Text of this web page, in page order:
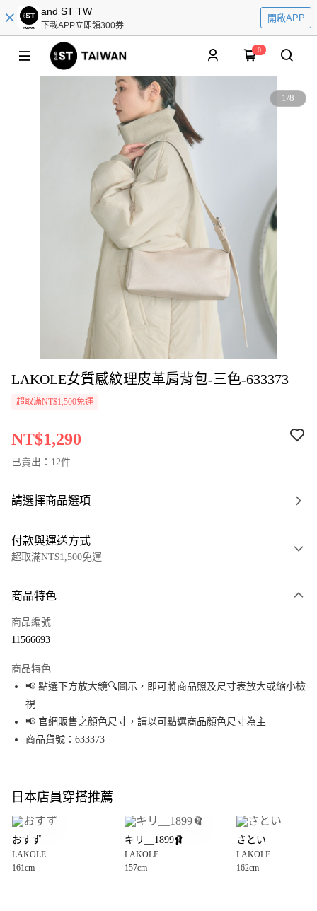
and ST TW
下載APP立即領300券
開啟APP
0
1/8
LAKOLE女質感紋理皮革肩背包-三色-633373
超取滿NT$1,500免運
NT$1,290
已賣出：12件
請選擇商品選項
付款與運送方式
超取滿NT$1,500免運
信用卡一次付款
Apple Pay
街口支付
悠遊付
全盈+PAY
大哥付你分期
【大哥付你分期使用說明】
1.本服務由台灣大哥大提供，台灣大哥大用戶可立即使用無須另外申請。
2.付款方式選擇「大哥付你分期」，訂單成立後會自動跳轉到大哥付的交易
AFTEE先享後付
商品特色
商品編號
11566693
商品特色
📢 點選下方放大鏡🔍圖示，即可將商品照及尺寸表放大或縮小檢
視
📢 官網販售之顏色尺寸，請以可點選商品顏色尺寸為主
商品貨號：633373
日本店員穿搭推薦
おすず
LAKOLE
161cm
キリ__1899🩰
LAKOLE
157cm
さとい
LAKOLE
162cm